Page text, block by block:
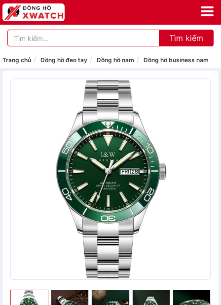
Tìm kiếm
Trang chủ Đồng hồ đeo tay Đồng hồ nam Đồng hồ business nam